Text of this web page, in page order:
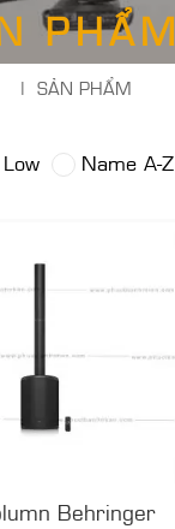
PHẨM
| SẢN PHẨM
Name A-Z
Behringer